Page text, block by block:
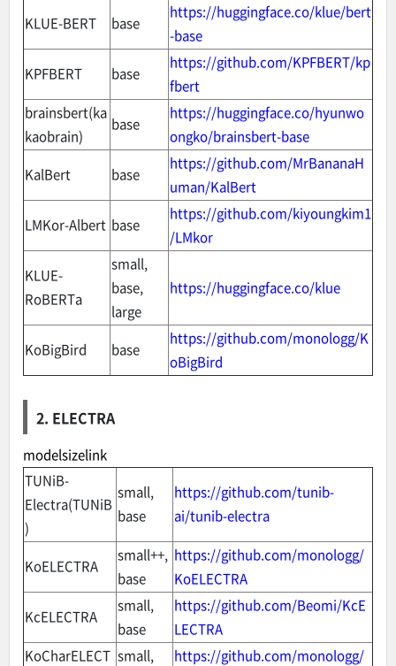
KLUE-BERT
base
https://huggingface.co/klue/bert
-base
KPFBERT
base
https://github.com/KPFBERT/kp
fbert
brainsbert(ka
kaobrain)
base
https://huggingface.co/hyunwo
ongko/brainsbert-base
KalBert
base
https://github.com/MrBananaH
uman/KalBert
LMKor-Albert base
https://github.com/kiyoungkim1
/LMkor
KLUE-
RoBERTa
small,
base,
large
https://huggingface.co/klue
KoBigBird base
https://github.com/monologg/K
oBigBird
2. ELECTRA
modelsizelink
TUNiB-
Electra(TUNiB
)
small,
base
https://github.com/tunib-
ai/tunib-electra
KoELECTRA
small++,
base
https://github.com/monologg/
KoELECTRA
KcELECTRA
small,
base
https://github.com/Beomi/KcE
LECTRA
KoCharELECT small,
https://github.com/monologg/